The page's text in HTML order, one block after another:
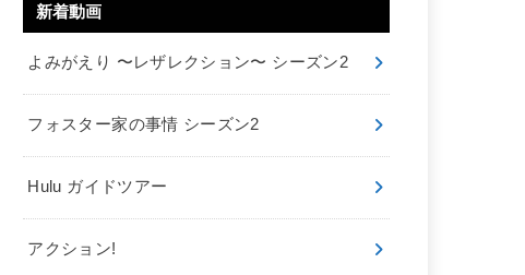
新着動画
よみがえり 〜レザレクション〜 シーズン2
フォスター家の事情 シーズン2
Hulu ガイドツアー
アクション!